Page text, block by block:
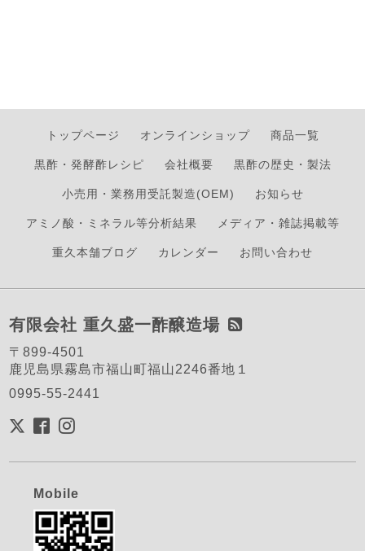
トップページ オンラインショップ 商品一覧
黒酢・発酵酢レシピ 会社概要 黒酢の歴史・製法
小売用・業務用受託製造(OEM) お知らせ
アミノ酸・ミネラル等分析結果 メディア・雑誌掲載等
重久本舗ブログ カレンダー お問い合わせ
有限会社 重久盛一酢醸造場
〒899-4501
鹿児島県霧島市福山町福山2246番地１
0995-55-2441
Mobile